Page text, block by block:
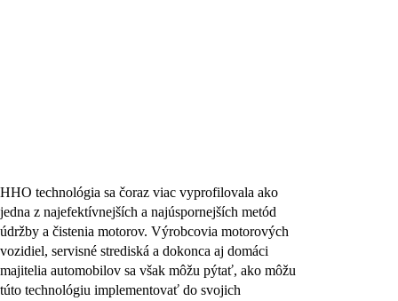
HHO technológia sa čoraz viac vyprofilovala ako
jedna z najefektívnejších a najúspornejších metód
údržby a čistenia motorov. Výrobcovia motorových
vozidiel, servisné strediská a dokonca aj domáci
majitelia automobilov sa však môžu pýtať, ako môžu
túto technológiu implementovať do svojich